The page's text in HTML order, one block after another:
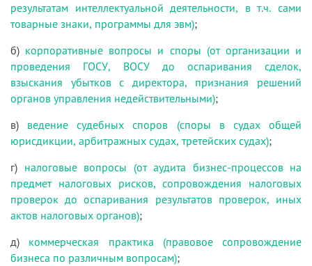
результатам интеллектуальной деятельности, в т.ч. сами
товарные знаки, программы для эвм);
б) корпоративные вопросы и споры (от организации и
проведения ГОСУ, ВОСУ до оспаривания сделок,
взыскания убытков с директора, признания решений
органов управления недействительными);
в) ведение судебных споров (споры в судах общей
юрисдикции, арбитражных судах, третейских судах);
г) налоговые вопросы (от аудита бизнес-процессов на
предмет налоговых рисков, сопровождения налоговых
проверок до оспаривания результатов проверок, иных
актов налоговых органов);
д) коммерческая практика (правовое сопровождение
бизнеса по различным вопросам);